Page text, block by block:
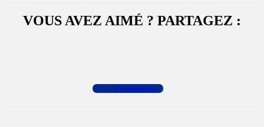
VOUS AVEZ AIMÉ ? PARTAGEZ :
Commenter